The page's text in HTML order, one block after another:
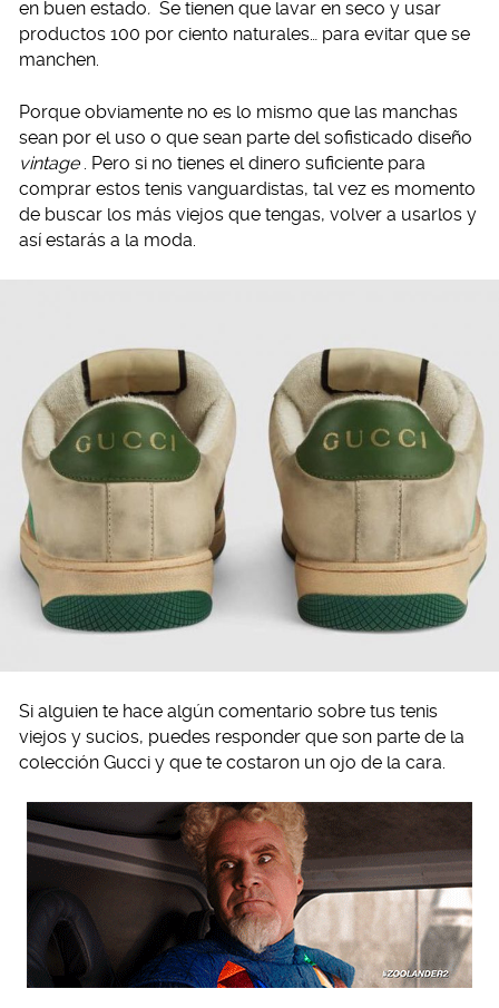
en buen estado. Se tienen que lavar en seco y usar
productos 100 por ciento naturales… para evitar que se
manchen.
Porque obviamente no es lo mismo que las manchas
sean por el uso o que sean parte del sofisticado diseño
vintage . Pero si no tienes el dinero suficiente para
comprar estos tenis vanguardistas, tal vez es momento
de buscar los más viejos que tengas, volver a usarlos y
así estarás a la moda.
Si alguien te hace algún comentario sobre tus tenis
viejos y sucios, puedes responder que son parte de la
colección Gucci y que te costaron un ojo de la cara.